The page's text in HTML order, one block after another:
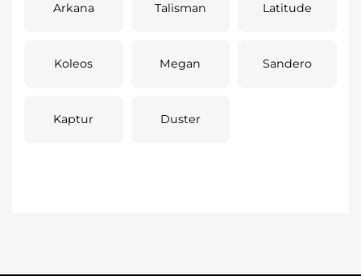
Arkana Talisman Latitude
Koleos Megan Sandero
Kaptur Duster